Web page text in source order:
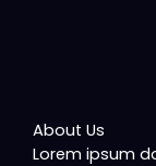
About Us
Lorem ipsum